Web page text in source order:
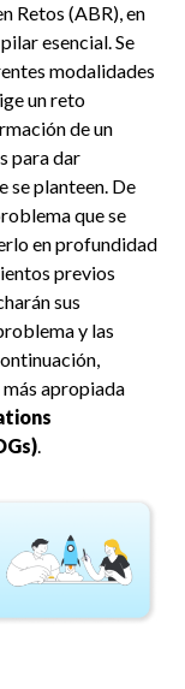
Retos (ABR), en
esencial. Se
modalidades
un reto
de un
para dar
se planteen. De
que se
en profundidad
previos
sus
y las
apropiada
.